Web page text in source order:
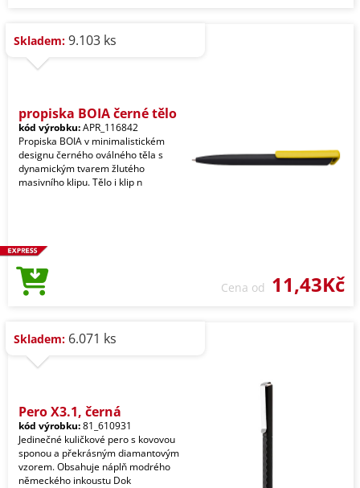
Skladem: 9.103 ks
propiska BOIA černé tělo
kód výrobku:APR_116842
Propiska BOIA v minimalistickém
designu černého oválného těla s
dynamickým tvarem žlutého
masivního klipu. Tělo i klip n
Cena od 11,43Kč
Skladem: 6.071 ks
Pero X3.1, černá
kód výrobku:81_610931
Jedinečné kuličkové pero s kovovou
sponou a překrásným diamantovým
vzorem. Obsahuje náplň modrého
německého inkoustu Dok